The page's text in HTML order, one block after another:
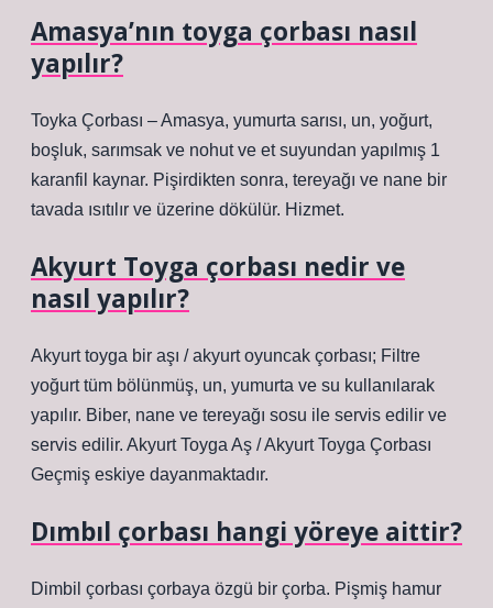
Amasya’nın toyga çorbası nasıl
yapılır?
Toyka Çorbası – Amasya, yumurta sarısı, un, yoğurt,
boşluk, sarımsak ve nohut ve et suyundan yapılmış 1
karanfil kaynar. Pişirdikten sonra, tereyağı ve nane bir
tavada ısıtılır ve üzerine dökülür. Hizmet.
Akyurt Toyga çorbası nedir ve
nasıl yapılır?
Akyurt toyga bir aşı / akyurt oyuncak çorbası; Filtre
yoğurt tüm bölünmüş, un, yumurta ve su kullanılarak
yapılır. Biber, nane ve tereyağı sosu ile servis edilir ve
servis edilir. Akyurt Toyga Aş / Akyurt Toyga Çorbası
Geçmiş eskiye dayanmaktadır.
Dımbıl çorbası hangi yöreye aittir?
Dimbil çorbası çorbaya özgü bir çorba. Pişmiş hamur